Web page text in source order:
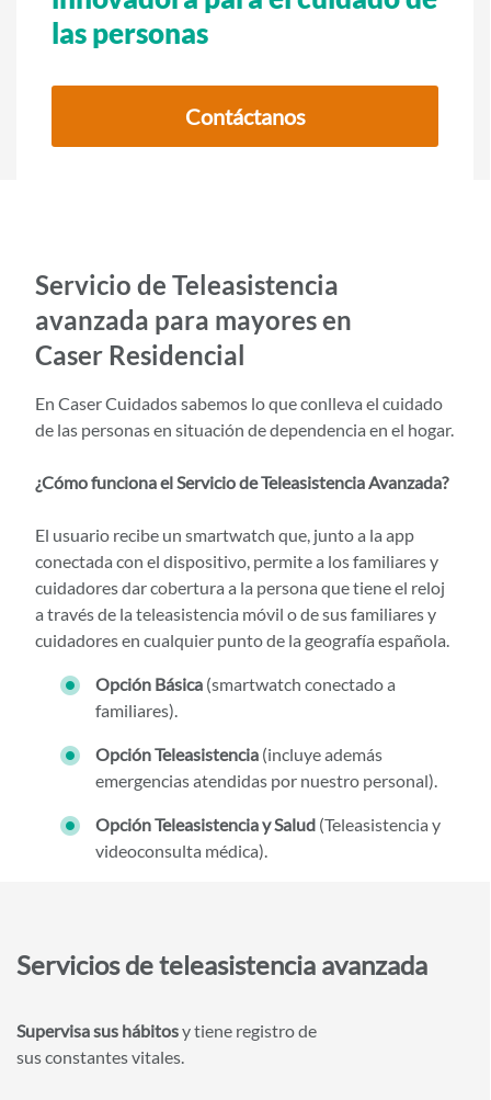
las personas
Contáctanos
Servicio de Teleasistencia
avanzada para mayores en
Caser Residencial
En Caser Cuidados sabemos lo que conlleva el cuidado
de las personas en situación de dependencia en el hogar.
¿Cómo funciona el Servicio de Teleasistencia Avanzada?
El usuario recibe un smartwatch que, junto a la app
conectada con el dispositivo, permite a los familiares y
cuidadores dar cobertura a la persona que tiene el reloj
a través de la teleasistencia móvil o de sus familiares y
cuidadores en cualquier punto de la geografía española.
Opción Básica (smartwatch conectado a
familiares).
Opción Teleasistencia (incluye además
emergencias atendidas por nuestro personal).
Opción Teleasistencia y Salud (Teleasistencia y
videoconsulta médica).
Servicios de teleasistencia avanzada
Supervisa sus hábitosy tiene registro de
sus constantes vitales.